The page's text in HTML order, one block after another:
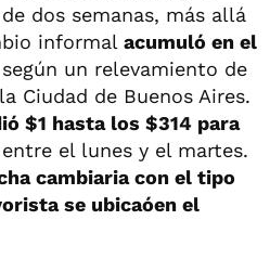
dos semanas, más allá
informal acumuló en el
un relevamiento de
Ciudad de Buenos Aires.
$1 hasta los $314 para
el lunes y el martes.
cambiaria con el tipo
se ubicaóen el